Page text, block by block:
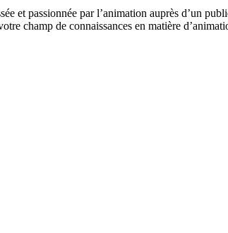
et passionnée par l’animation auprès d’un
champ de connaissances en matière